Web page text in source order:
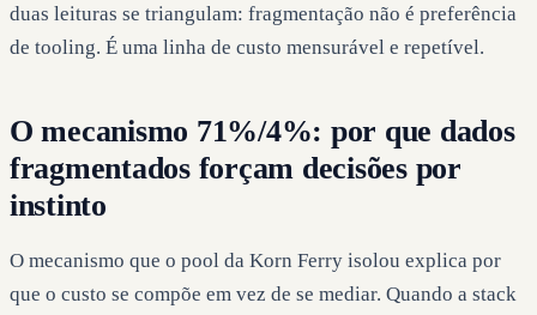
duas leituras se triangulam: fragmentação não é preferência
de tooling. É uma linha de custo mensurável e repetível.
O mecanismo 71%/4%: por que dados
fragmentados forçam decisões por
instinto
O mecanismo que o pool da Korn Ferry isolou explica por
que o custo se compõe em vez de se mediar. Quando a stack